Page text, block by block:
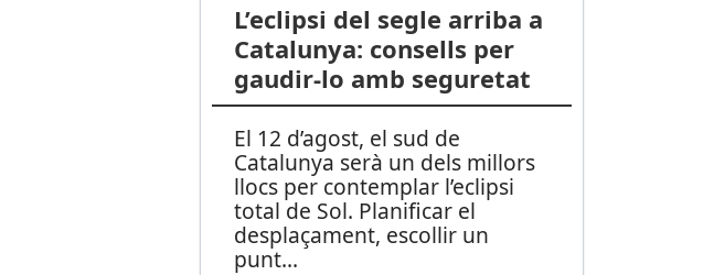
L’eclipsi del segle arriba a
Catalunya: consells per
gaudir-lo amb seguretat
El 12 d’agost, el sud de
Catalunya serà un dels millors
llocs per contemplar l’eclipsi
total de Sol. Planificar el
desplaçament, escollir un
punt...